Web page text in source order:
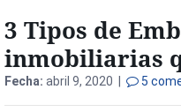
3 Tipos de
inmobiliarias
Fecha: abril 9, 2020 | 5